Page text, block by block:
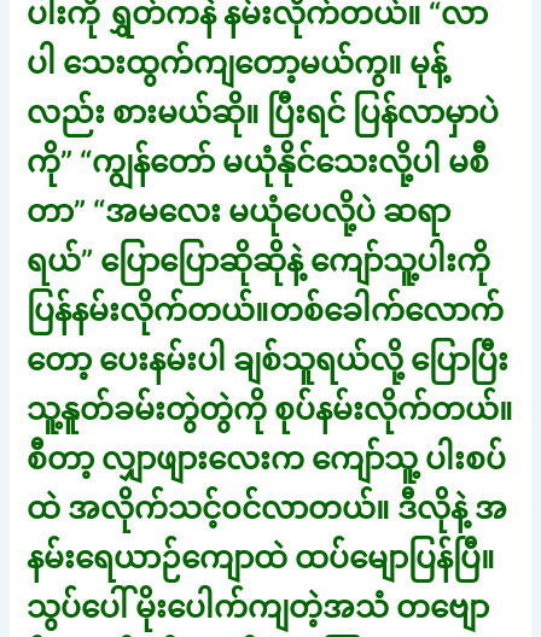
ပါးကို ရွှတ်ကနဲ နမ်းလိုက်တယ်။ “လာ
ပါ သေးထွက်ကျတော့မယ်ကွ။ မုန့်
လည်း စားမယ်ဆို။ ပြီးရင် ပြန်လာမှာပဲ
ကို” “ကျွန်တော် မယုံနိုင်သေးလို့ပါ မစီ
တာ” “အမလေး မယုံပေလို့ပဲ ဆရာ
ရယ်” ပြောပြောဆိုဆိုနဲ့ ကျော်သူ့ပါးကို
ပြန်နမ်းလိုက်တယ်။တစ်ခေါက်လောက်
တော့ ပေးနမ်းပါ ချစ်သူရယ်လို့ ပြောပြီး
သူ့နူတ်ခမ်းတွဲတွဲကို စုပ်နမ်းလိုက်တယ်။
စီတာ့ လျှာဖျားလေးက ကျော်သူ့ ပါးစပ်
ထဲ အလိုက်သင့်ဝင်လာတယ်။ ဒီလိုနဲ့ အ
နမ်းရေယာဉ်ကျောထဲ ထပ်မျောပြန်ပြီ။
သွပ်ပေါ် မိုးပေါက်ကျတဲ့အသံ တဗျော